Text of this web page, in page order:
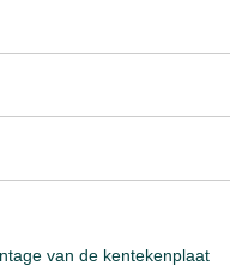
van de kentekenplaat